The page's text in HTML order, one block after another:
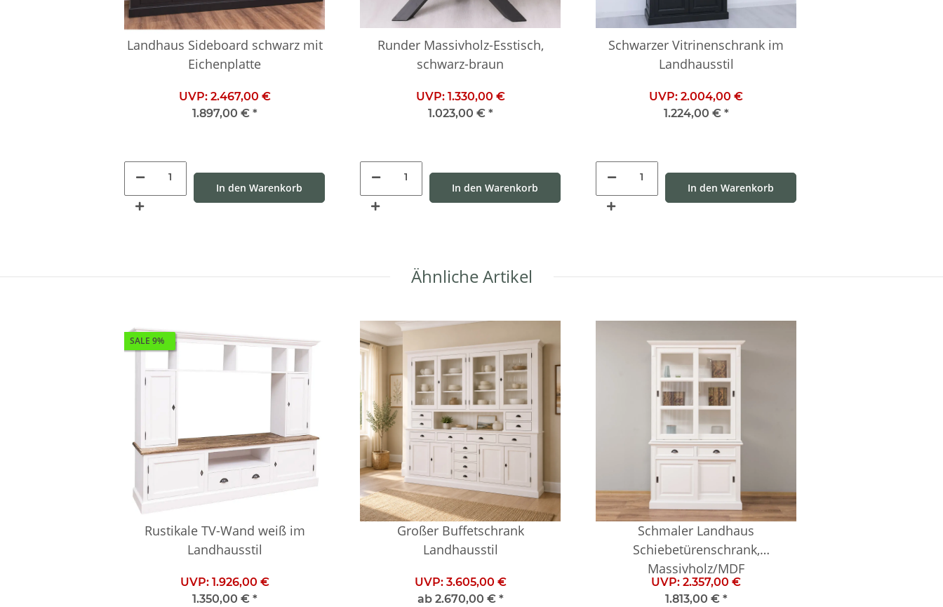
Landhaus Sideboard schwarz mit
Eichenplatte
UVP: 2.467,00 €
1.897,00 € *
In den Warenkorb
Runder Massivholz-Esstisch,
schwarz-braun
UVP: 1.330,00 €
1.023,00 € *
In den Warenkorb
Schwarzer Vitrinenschrank im
Landhausstil
UVP: 2.004,00 €
1.224,00 € *
In den Warenkorb
Ähnliche Artikel
SALE 9%
Rustikale TV-Wand weiß im
Landhausstil
UVP: 1.926,00 €
1.350,00 € *
Großer Buffetschrank
Landhausstil
UVP: 3.605,00 €
ab 2.670,00 € *
Schmaler Landhaus
Schiebetürenschrank,
Massivholz/MDF
UVP: 2.357,00 €
1.813,00 € *